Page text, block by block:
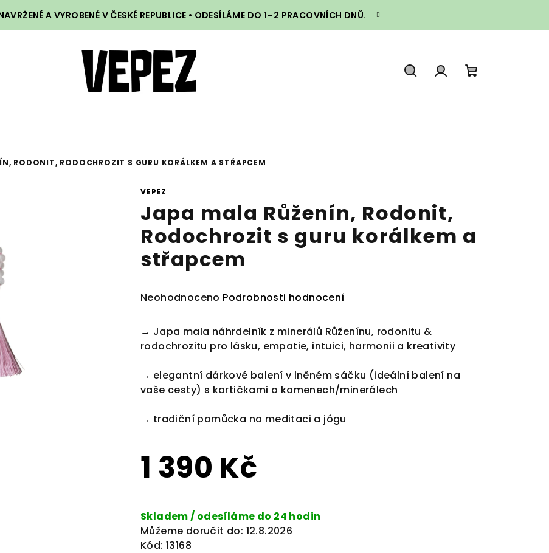
A VYROBENÉ V ČESKÉ REPUBLICE • ODESÍLÁME DO 1–2 PRACOVNÍCH DNŮ.
RODONIT, RODOCHROZIT S GURU KORÁLKEM A STŘAPCEM
VEPEZ
Japa mala Růženín, Rodonit,
Rodochrozit s guru korálkem a
střapcem
Průměrné
produktu
je
5
hvězdiček.
Neohodnoceno Podrobnosti hodnocení
→ Japa mala náhrdelník z minerálů Růženínu, rodonitu &
rodochrozitu pro lásku, empatie, intuici, harmonii a kreativity
→ elegantní dárkové balení v lněném sáčku (ideální balení na
vaše cesty) s kartičkami o kamenech/minerálech
→ tradiční pomůcka na meditaci a jógu
1 390 Kč
cena:
Skladem / odesíláme do 24 hodin
Můžeme doručit do: 12.8.2026
Kód: 13168